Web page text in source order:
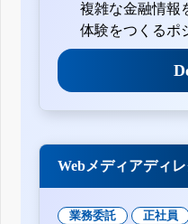
複雑な金融情報
体験をつくるポ
Webメディアディ
業務委託 正社員